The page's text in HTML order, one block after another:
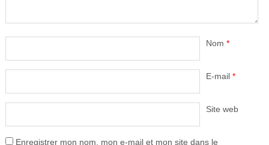
Nom *
E-mail *
Site web
Enregistrer mon nom, mon e-mail et mon site dans le